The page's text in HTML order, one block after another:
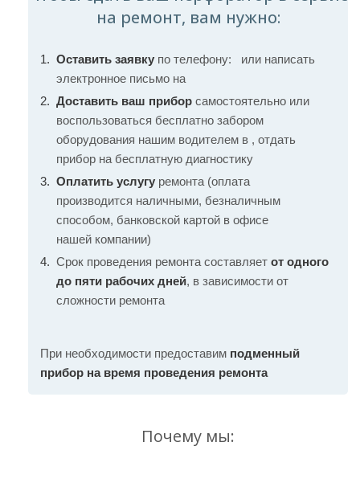
на ремонт, вам нужно:
Оставить заявку по телефону:
или написать
электронное письмо на
Доставить ваш прибор самостоятельно или
воспользоваться бесплатно забором
оборудования нашим водителем в , отдать
прибор на бесплатную диагностику
Оплатить услугу ремонта (оплата
производится наличными, безналичным
способом, банковской картой в офисе
нашей компании)
Срок проведения ремонта составляет от одного
до пяти рабочих дней, в зависимости от
сложности ремонта
При необходимости предоставим подменный
прибор на время проведения ремонта
Почему мы: